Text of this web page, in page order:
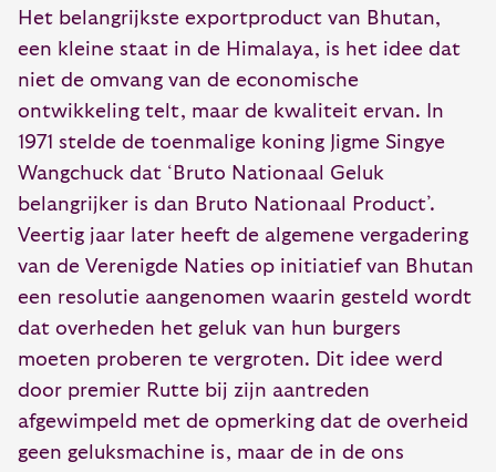
Het belangrijkste exportproduct van Bhutan,
een kleine staat in de Himalaya, is het idee dat
niet de omvang van de economische
ontwikkeling telt, maar de kwaliteit ervan. In
1971 stelde de toenmalige koning Jigme Singye
Wangchuck dat ‘Bruto Nationaal Geluk
belangrijker is dan Bruto Nationaal Product’.
Veertig jaar later heeft de algemene vergadering
van de Verenigde Naties op initiatief van Bhutan
een resolutie aangenomen waarin gesteld wordt
dat overheden het geluk van hun burgers
moeten proberen te vergroten. Dit idee werd
door premier Rutte bij zijn aantreden
afgewimpeld met de opmerking dat de overheid
geen geluksmachine is, maar de in de ons